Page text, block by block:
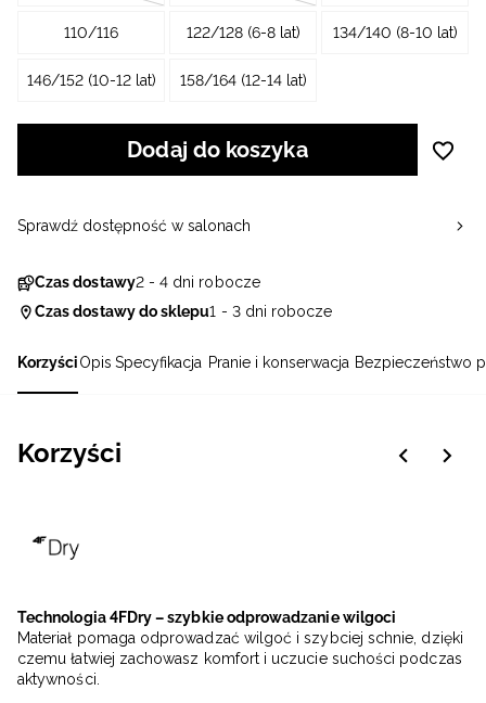
KorzyściOpis Specyfikacja Pranie i konserwacja Bezpieczeństwo
Korzyści
Technologia 4FDry – szybkie odprowadzanie wilgoci
Materiał pomaga odprowadzać wilgoć i szybciej schnie, dzięki
czemu łatwiej zachowasz komfort i uczucie suchości podczas
aktywności.
110/116 122/128 (6-8 lat) 134/140 (8-10 lat)
146/152 (10-12 lat) 158/164 (12-14 lat)
Dodaj do koszyka
Czas dostawy2 - 4 dni robocze
Czas dostawy do sklepu1 - 3 dni robocze
Sprawdź dostępność w salonach